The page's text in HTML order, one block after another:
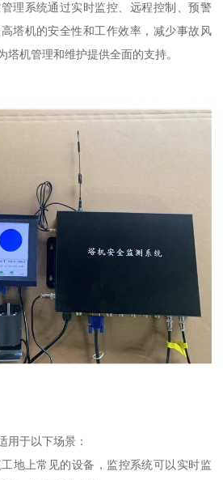
理系统通过实时监控、远程控制、预警
塔机的安全性和工作效率，减少事故风
塔机管理和维护提供全面的支持。
用于以下场景：
地上常见的设备，监控系统可以实时监